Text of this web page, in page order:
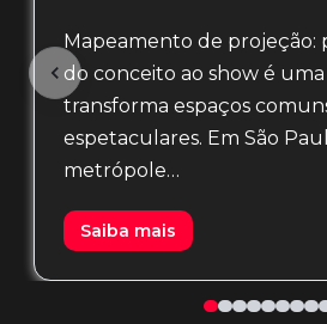
Mapeamento de projeção:
do conceito ao show é
transforma espaços
espetaculares. Em São
metrópole…
Saiba mais